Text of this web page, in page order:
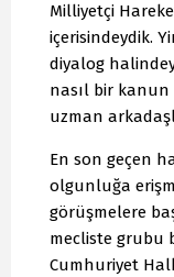
Milliyetçi
içerisindeydik.
diyalog
nasıl bir kanun
uzman
En son geçen
olgunluğa
görüşmelere
mecliste grubu
Cumhuriyet